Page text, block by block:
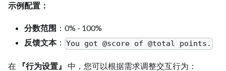
示例配置：
分数范围 ：0% - 100%
反馈文本： You got @score of @total points.
在 『行为设置』 中，您可以根据需求调整交互行为：